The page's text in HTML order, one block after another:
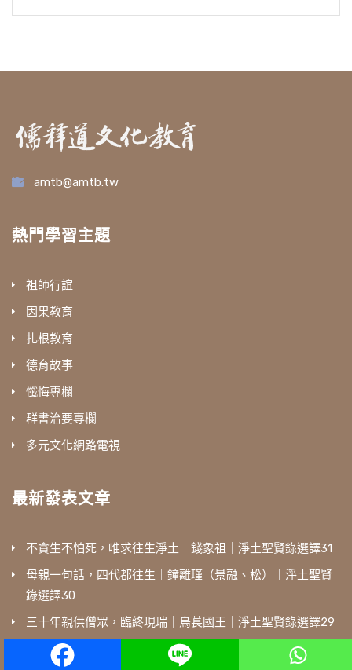
amtb@amtb.tw
熱門學習主題
祖師行誼
因果教育
扎根教育
德育故事
懺悔專欄
群書治要專欄
多元文化網路電視
最新發表文章
不貪生不怕死，唯求往生淨土｜錢象祖｜淨土聖賢錄選譯31
母親一句話，四代都往生｜鐘離瑾（景融、松）｜淨土聖賢
錄選譯30
三十年親供僧眾，臨終現瑞｜烏萇國王｜淨土聖賢錄選譯29
遍參諸方修淨業，悟得真心生西方｜成注法師｜淨土聖賢錄